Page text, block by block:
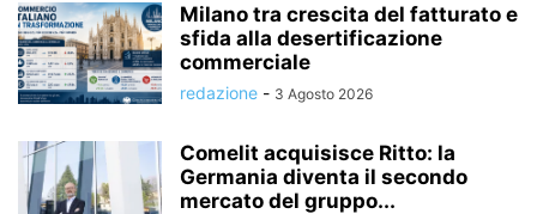
Milano tra crescita del fatturato e
sfida alla desertificazione
commerciale
redazione - 3 Agosto 2026
Comelit acquisisce Ritto: la
Germania diventa il secondo
mercato del gruppo...